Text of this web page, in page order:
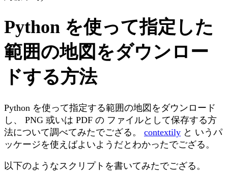
Python を使って指定した
範囲の地図をダウンロー
ドする方法
Python を使って指定する範囲の地図をダウンロード
し、 PNG 或いは PDF の ファイルとして保存する方
法について調べてみたでござる。 contextily と いうパ
ッケージを使えばよいようだとわかったでござる。
以下のようなスクリプトを書いてみたでござる。